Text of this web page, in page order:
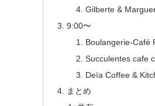
Gilberte &
9:00〜
Boulangerie-Café
Succulentes cafe
Deïa Coffee &
まとめ